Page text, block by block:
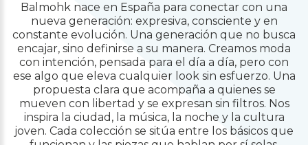
Balmohk nace en España para conectar con una
nueva generación: expresiva, consciente y en
constante evolución. Una generación que no busca
encajar, sino definirse a su manera. Creamos moda
con intención, pensada para el día a día, pero con
ese algo que eleva cualquier look sin esfuerzo. Una
propuesta clara que acompaña a quienes se
mueven con libertad y se expresan sin filtros. Nos
inspira la ciudad, la música, la noche y la cultura
joven. Cada colección se sitúa entre los básicos que